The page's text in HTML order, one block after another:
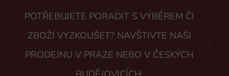
POTŘEBUJETE PORADIT S VÝBĚREM ČI
ZBOŽÍ VYZKOUŠET? NAVŠTIVTE NAŠI
PRODEJNU V PRAZE NEBO V ČESKÝCH